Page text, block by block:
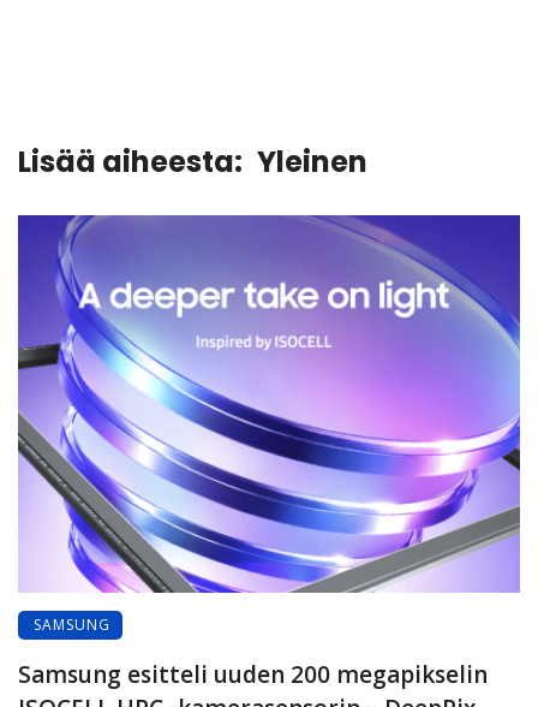
Lisää aiheesta: Yleinen
SAMSUNG
Samsung esitteli uuden 200 megapikselin